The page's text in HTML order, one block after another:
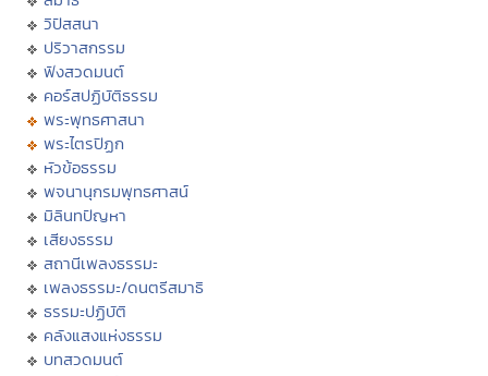
วิปัสสนา
ปริวาสกรรม
ฟังสวดมนต์
คอร์สปฏิบัติธรรม
พระพุทธศาสนา
พระไตรปิฏก
หัวข้อธรรม
พจนานุกรมพุทธศาสน์
มิลินทปัญหา
เสียงธรรม
สถานีเพลงธรรมะ
เพลงธรรมะ/ดนตรีสมาธิ
ธรรมะปฏิบัติ
คลังแสงแห่งธรรม
บทสวดมนต์